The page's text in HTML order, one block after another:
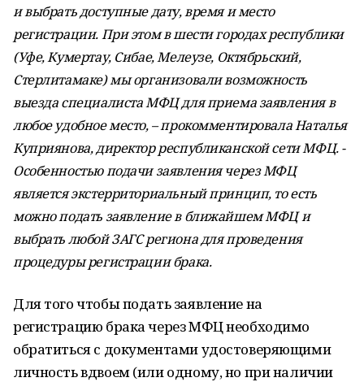
и выбрать доступные дату, время и место
регистрации. При этом в шести городах республики
(Уфе, Кумертау, Сибае, Мелеузе, Октябрьский,
Стерлитамаке) мы организовали возможность
выезда специалиста МФЦ для приема заявления в
любое удобное место, – прокомментировала Наталья
Куприянова, директор республиканской сети МФЦ. -
Особенностью подачи заявления через МФЦ
является экстерриториальный принцип, то есть
можно подать заявление в ближайшем МФЦ и
выбрать любой ЗАГС региона для проведения
процедуры регистрации брака.
Для того чтобы подать заявление на
регистрацию брака через МФЦ необходимо
обратиться с документами удостоверяющими
личность вдвоем (или одному, но при наличии